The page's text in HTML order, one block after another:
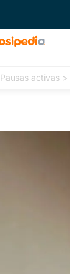
Pausas activas >